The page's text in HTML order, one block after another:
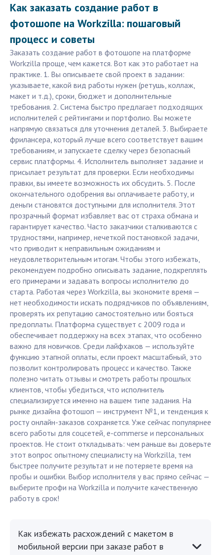
Как заказать создание работ в
фотошопе на Workzilla: пошаговый
процесс и советы
Заказать создание работ в фотошопе на платформе
Workzilla проще, чем кажется. Вот как это работает на
практике. 1. Вы описываете свой проект в задании:
указываете, какой вид работы нужен (ретушь, коллаж,
макет и т.д.), сроки, бюджет и дополнительные
требования. 2. Система быстро предлагает подходящих
исполнителей с рейтингами и портфолио. Вы можете
напрямую связаться для уточнения деталей. 3. Выбираете
фрилансера, который лучше всего соответствует вашим
требованиям, и запускаете сделку через безопасный
сервис платформы. 4. Исполнитель выполняет задание и
присылает результат для проверки. Если необходимы
правки, вы имеете возможность их обсудить. 5. После
окончательного одобрения вы оплачиваете работу, и
деньги становятся доступными для исполнителя. Этот
прозрачный формат избавляет вас от страха обмана и
гарантирует качество. Часто заказчики сталкиваются с
трудностями, например, нечеткой постановкой задачи,
что приводит к неправильным ожиданиям и
неудовлетворительным итогам. Чтобы этого избежать,
рекомендуем подробно описывать задание, подкреплять
его примерами и задавать вопросы исполнителю до
старта. Работая через Workzilla, вы экономите время —
нет необходимости искать подрядчиков по объявлениям,
проверять их репутацию самостоятельно или бояться
предоплаты. Платформа существует с 2009 года и
обеспечивает поддержку на всех этапах, что особенно
важно для новичков. Среди лайфхаков — используйте
функцию этапной оплаты, если проект масштабный, это
позволит контролировать процесс и качество. Также
полезно читать отзывы и смотреть работы прошлых
клиентов, чтобы убедиться, что исполнитель
специализируется именно на вашем типе задания. На
рынке дизайна фотошоп — инструмент №1, и тенденция к
росту онлайн-заказов сохраняется. Уже сейчас популярнее
всего работы для соцсетей, e-commerse и персональных
проектов. Не стоит откладывать: чем раньше вы доверьте
этот вопрос опытному специалисту на Workzilla, тем
быстрее получите результат и не потеряете время на
пробы и ошибки. Выбор исполнителя у вас прямо сейчас —
выберите профи на Workzilla и получите качественную
работу в срок!
Как избежать расхождений с макетом в
мобильной версии при заказе работ в